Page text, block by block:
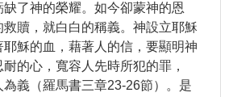
了神的榮耀。如今卻蒙神的恩
贖，就白白的稱義。神設立耶穌
穌的血，藉著人的信，要顯明神
的心，寬容人先時所犯的罪，
義（羅馬書三章23-26節）。是